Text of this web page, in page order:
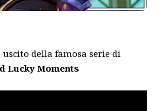
della famosa serie di
Lucky Moments